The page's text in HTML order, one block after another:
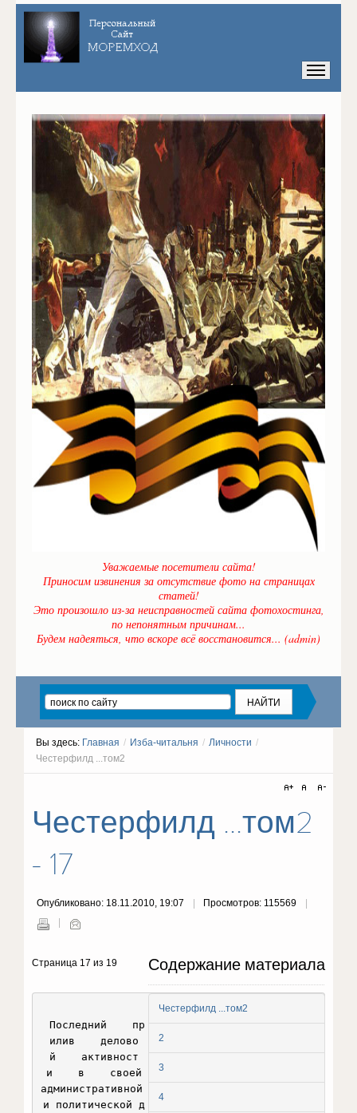
Уважаемые посетители сайта!
Приносим извинения за отсутствие фото на страницах
статей!
Это произошло из-за неисправностей сайта фотохостинга,
по непонятным причинам...
Будем надеяться, что вскоре всё восстановится... (admin)
Вы здесь: Главная / Изба-читальня / Личности /
Честерфилд ...том2
Честерфилд ...том2
- 17
Опубликовано: 18.11.2010, 19:07 Просмотров: 115569
Содержание материала
Честерфилд ...том2
2
3
4
Страница 17 из 19
Последний    пр
илив    делово
й    активност
и    в    своей
административной
и политической д